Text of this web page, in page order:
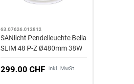
63.07626.012812
SANlicht Pendelleuchte Bella
SLIM 48 P-Z Ø480mm 38W
299.00 CHF inkl. MwSt.